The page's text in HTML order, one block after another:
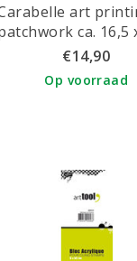
art
ca. 16,5
cm.
€14,90
Op voorraad